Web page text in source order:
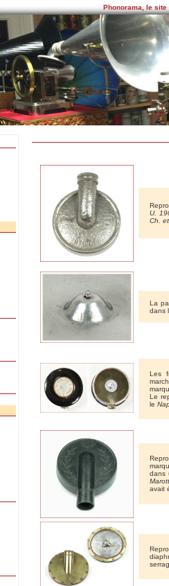
Phonorama, le
U.
Ch.
La
dans
Les
Le
le
dans
avait